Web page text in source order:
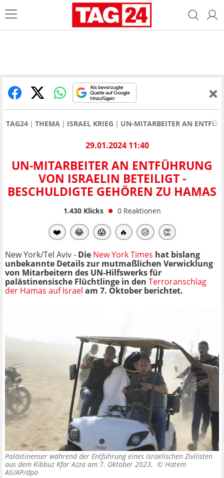
TAG24 THEMA ISRAEL KRIEG UN-MITARBEITER AN
29.01.2024 11:40
UN-MITARBEITER AN ENTFÜHRUNG
VON ISRAELIN BETEILIGT -
BESCHULDIGTE GEHÖREN ZU HAMAS
1.430Klicks 0 Reaktionen
❤️ 😂 😱 🔥 😥 👏
New York/Tel Aviv - Die New York Times hat bislang
unbekannte Details zur mutmaßlichen Verwicklung
von Mitarbeitern des UN-Hilfswerks für
palästinensische Flüchtlinge in den Terroranschlag
der Hamas auf Israel am 7. Oktober berichtet.
Palästinenser während der Entführung eines israelischen Zivilisten
aus dem Kibbuz Kfar Azza am 7. Oktober 2023. © Hatem
Ali/AP/dpa